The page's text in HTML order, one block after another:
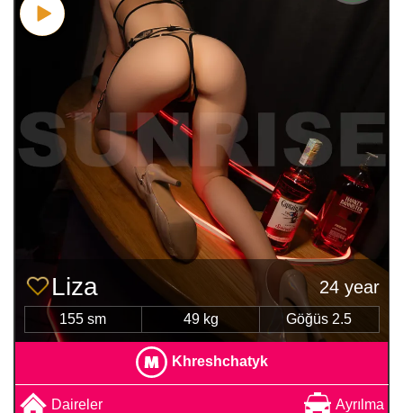
Liza 24 year
155 sm 49 kg Göğüs 2.5
Khreshchatyk
Daireler Ayrılma